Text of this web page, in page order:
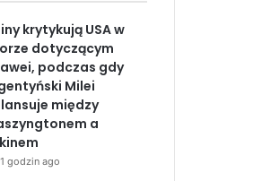
u
b
e
krytykują USA w
dotyczącym
podczas gdy
Milei
między
a
godzin ago